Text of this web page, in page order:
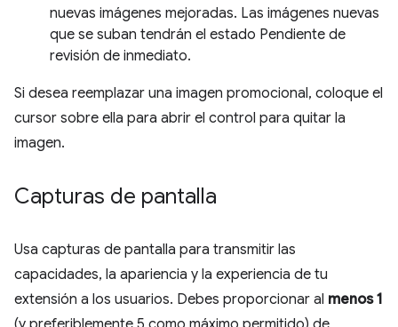
nuevas imágenes mejoradas. Las imágenes nuevas
que se suban tendrán el estado Pendiente de
revisión de inmediato.
Si desea reemplazar una imagen promocional, coloque el
cursor sobre ella para abrir el control para quitar la
imagen.
Capturas de pantalla
Usa capturas de pantalla para transmitir las
capacidades, la apariencia y la experiencia de tu
extensión a los usuarios. Debes proporcionar al menos 1